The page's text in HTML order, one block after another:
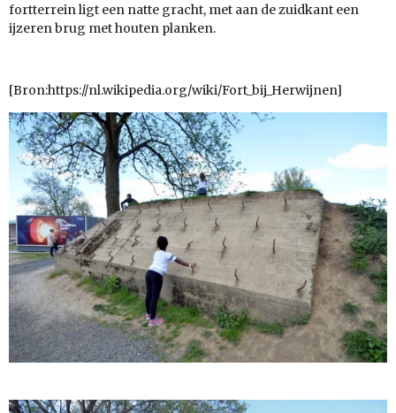
fortterrein ligt een natte gracht, met aan de zuidkant een
ijzeren brug met houten planken.
[Bron:https://nl.wikipedia.org/wiki/Fort_bij_Herwijnen]